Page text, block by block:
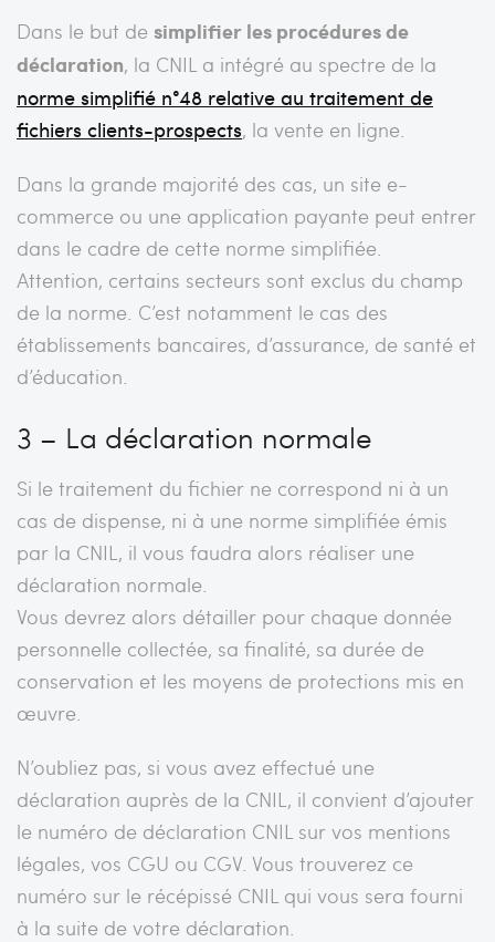
Dans le but de simplifier les procédures de
déclaration, la CNIL a intégré au spectre de la
norme simplifié n°48 relative au traitement de
fichiers clients-prospects, la vente en ligne.
Dans la grande majorité des cas, un site e-
commerce ou une application payante peut entrer
dans le cadre de cette norme simplifiée.
Attention, certains secteurs sont exclus du champ
de la norme. C’est notamment le cas des
établissements bancaires, d’assurance, de santé et
d’éducation.
3 – La déclaration normale
Si le traitement du fichier ne correspond ni à un
cas de dispense, ni à une norme simplifiée émis
par la CNIL, il vous faudra alors réaliser une
déclaration normale.
Vous devrez alors détailler pour chaque donnée
personnelle collectée, sa finalité, sa durée de
conservation et les moyens de protections mis en
œuvre.
N’oubliez pas, si vous avez effectué une
déclaration auprès de la CNIL, il convient d’ajouter
le numéro de déclaration CNIL sur vos mentions
légales, vos CGU ou CGV. Vous trouverez ce
numéro sur le récépissé CNIL qui vous sera fourni
à la suite de votre déclaration.